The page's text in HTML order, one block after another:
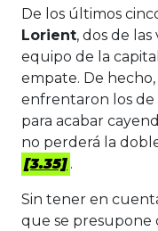
De los últimos
Lorient, dos de
equipo de la
empate. De
enfrentaron los de
para acabar
no perderá la
[3.35] .
Sin tener en
que se presupone